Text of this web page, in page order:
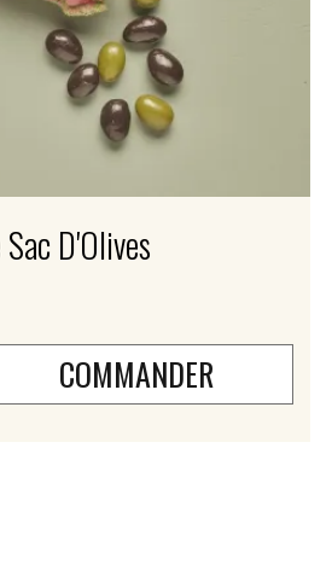
Sac D'Olives
COMMANDER